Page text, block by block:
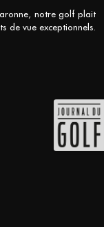
notre golf plait
de vue exceptionnels.